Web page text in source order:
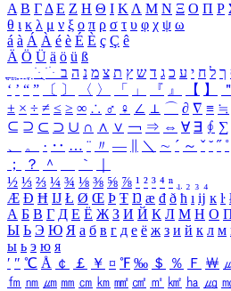
Α Β ΓΔ Ε Ζ Η Θ Ι ΚΛ Μ Ν Ξ Ο Π Ρ
θ ι κ λ μ ν ξ ο π ρ σ τ υ φ χ ψ ω
á à Á À é è É È ç Ç ê
Ä Ö Ü ä ö ü ß
ִֶֹ ֻּ ׁׂ ך ל ח י ע כ ג ד ש ץ ת צ מ נ ה ב
‘ ’ “ ” 〔 〕 〈 〉 「 」 『 』 【 】 ＂
± × ÷ ≠ ≤ ≥ ∞ ∴ ♂ ♀ ∠ ⊥ ⌒ ∂ ∇ ≡ ≒
⊆ ⊇ ⊂ ⊃ ∪ ∩ ∧ ∨ ￢ ⇒ ⇔ ∀ ∃ ∮ ∑
、
。 · ‥ … ¨ 〃 ― ＼ ∼ ´ ～ ˇ ˘ ˝ ˚
；
？ ＾ ｀
½ ⅓ ⅔ ¼ ¾ ⅛ ⅜ ⅝ ⅞ ¹ ² ³ ⁴ ⁿ ₁ ₂ ₃ ₄
Æ Ð Ħ Ĳ Ł Ø Œ Þ Ŧ Ŋ æ đ ð ħ ı ĳ ĸ ŀ
А Б В Г Д Е Ё Ж З И Й К Л М Н О
Ы Ь Э Ю Я а б в г д е ё ж з и й к л м
ы ь э ю я
′ ″ ℃ Å ￠ ￡ ￥ ¤ ℉ ‰ ＄ ％ Ｆ ￦
㎙ ㎚ ㎛ ㎜ ㎝ ㎞ ㎟ ㎠ ㎡ ㎢ ㏊ ㎍